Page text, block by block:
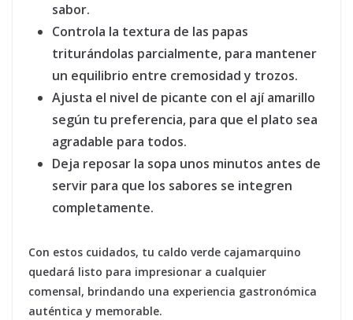
sabor.
Controla la textura de las papas
triturándolas parcialmente, para mantener
un equilibrio entre cremosidad y trozos.
Ajusta el nivel de picante con el ají amarillo
según tu preferencia, para que el plato sea
agradable para todos.
Deja reposar la sopa unos minutos antes de
servir para que los sabores se integren
completamente.
Con estos cuidados, tu caldo verde cajamarquino
quedará listo para impresionar a cualquier
comensal, brindando una experiencia gastronómica
auténtica y memorable.